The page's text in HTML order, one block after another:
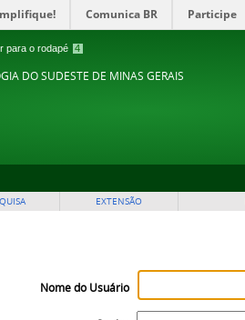
para o rodapé 4
Comunica BR Participe
DO SUDESTE DE MINAS GERAIS
EXTENSÃO
Nome do Usuário